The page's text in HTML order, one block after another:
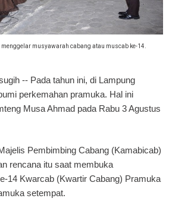
musyawarah cabang atau muscab ke-14.
-- Pada tahun ini, di Lampung
perkemahan pramuka. Hal ini
Musa Ahmad pada Rabu 3 Agustus
Pembimbing Cabang (Kamabicab)
rencana itu saat membuka
14 Kwarcab (Kwartir Cabang) Pramuka
setempat.